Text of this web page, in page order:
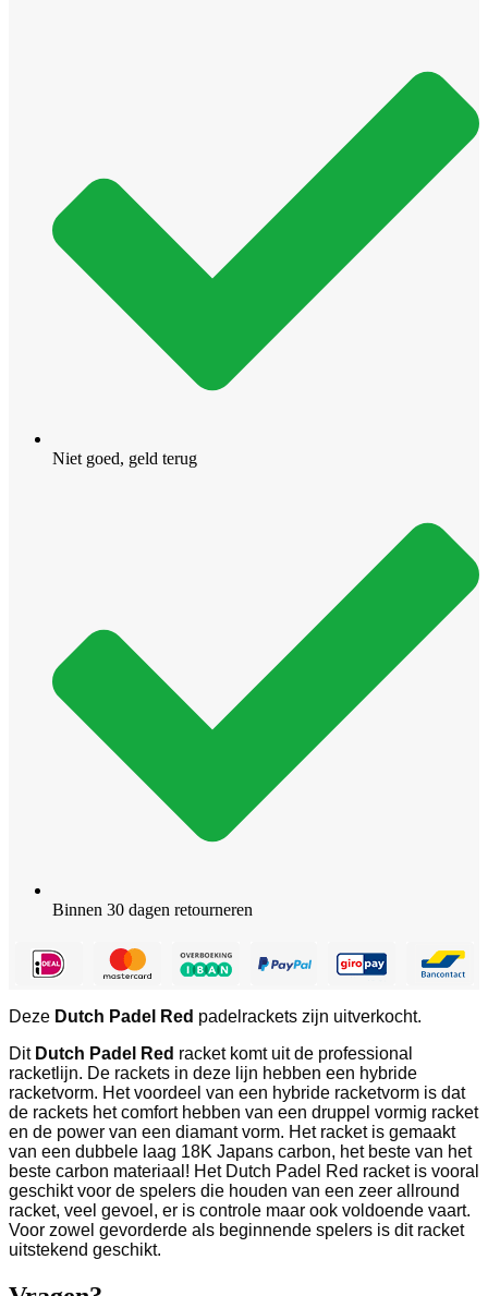
Niet goed, geld terug
Binnen 30 dagen retourneren
Deze Dutch Padel Red padelrackets zijn uitverkocht.
Dit Dutch Padel Red racket komt uit de professional
racketlijn. De rackets in deze lijn hebben een hybride
racketvorm. Het voordeel van een hybride racketvorm is dat
de rackets het comfort hebben van een druppel vormig racket
en de power van een diamant vorm. Het racket is gemaakt
van een dubbele laag 18K Japans carbon, het beste van het
beste carbon materiaal! Het Dutch Padel Red racket is vooral
geschikt voor de spelers die houden van een zeer allround
racket, veel gevoel, er is controle maar ook voldoende vaart.
Voor zowel gevorderde als beginnende spelers is dit racket
uitstekend geschikt.